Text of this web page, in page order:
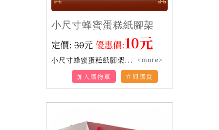
小尺寸蜂蜜蛋糕紙腳架
定價: 30元 優惠價:10元
小尺寸蜂蜜蛋糕紙腳架... <more>
立即購買
加入購物車